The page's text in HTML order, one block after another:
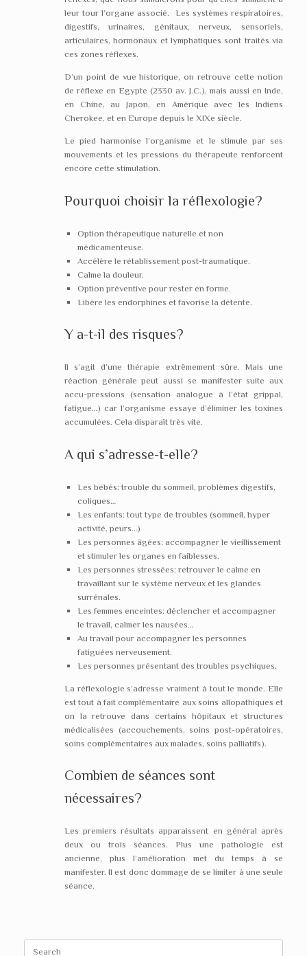
leur tour l’organe associé. Les systèmes respiratoires,
digestifs, urinaires, génitaux, nerveux, sensoriels,
articulaires, hormonaux et lymphatiques sont traités via
ces zones réflexes.
D’un point de vue historique, on retrouve cette notion
de réflexe en Egypte (2330 av. J.C.), mais aussi en Inde,
en Chine, au Japon, en Amérique avec les Indiens
Cherokee, et en Europe depuis le XIXe siècle.
Le pied harmonise l’organisme et le stimule par ses
mouvements et les pressions du thérapeute renforcent
encore cette stimulation.
Pourquoi choisir la réflexologie?
Option thérapeutique naturelle et non
médicamenteuse.
Accélère le rétablissement post-traumatique.
Calme la douleur.
Option préventive pour rester en forme.
Libère les endorphines et favorise la détente.
Y a-t-il des risques?
Il s’agit d’une thérapie extrêmement sûre. Mais une
réaction générale peut aussi se manifester suite aux
accu-pressions (sensation analogue à l’état grippal,
fatigue…) car l’organisme essaye d’éliminer les toxines
accumulées. Cela disparaît très vite.
A qui s’adresse-t-elle?
Les bébés: trouble du sommeil, problèmes digestifs,
coliques…
Les enfants: tout type de troubles (sommeil, hyper
activité, peurs…)
Les personnes âgées: accompagner le vieillissement
et stimuler les organes en faiblesses.
Les personnes stressées: retrouver le calme en
travaillant sur le système nerveux et les glandes
surrénales.
Les femmes enceintes: déclencher et accompagner
le travail, calmer les nausées…
Au travail pour accompagner les personnes
fatiguées nerveusement.
Les personnes présentant des troubles psychiques.
La réflexologie s’adresse vraiment à tout le monde. Elle
est tout à fait complémentaire aux soins allopathiques et
on la retrouve dans certains hôpitaux et structures
médicalisées (accouchements, soins post-opératoires,
soins complémentaires aux malades, soins palliatifs).
Combien de séances sont
nécessaires?
Les premiers résultats apparaissent en général après
deux ou trois séances. Plus une pathologie est
ancienne, plus l’amélioration met du temps à se
manifester. Il est donc dommage de se limiter à une seule
séance.